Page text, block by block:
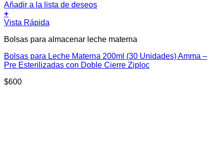
Añadir a la lista de deseos
+
Vista Rápida
Bolsas para almacenar leche materna
Bolsas para Leche Materna 200ml (30 Unidades) Amma –
Pre Esterilizadas con Doble Cierre Ziploc
$600